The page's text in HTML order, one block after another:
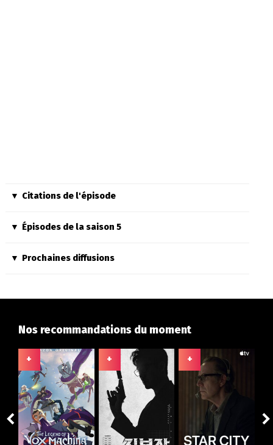
Citations de l'épisode
Épisodes de la saison 5
Prochaines diffusions
Nos recommandations du moment
+ + +